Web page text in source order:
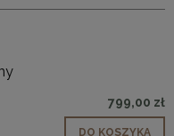
799,00 zł
DO KOSZYKA